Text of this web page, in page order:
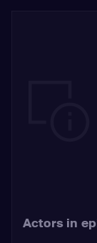
Actors in